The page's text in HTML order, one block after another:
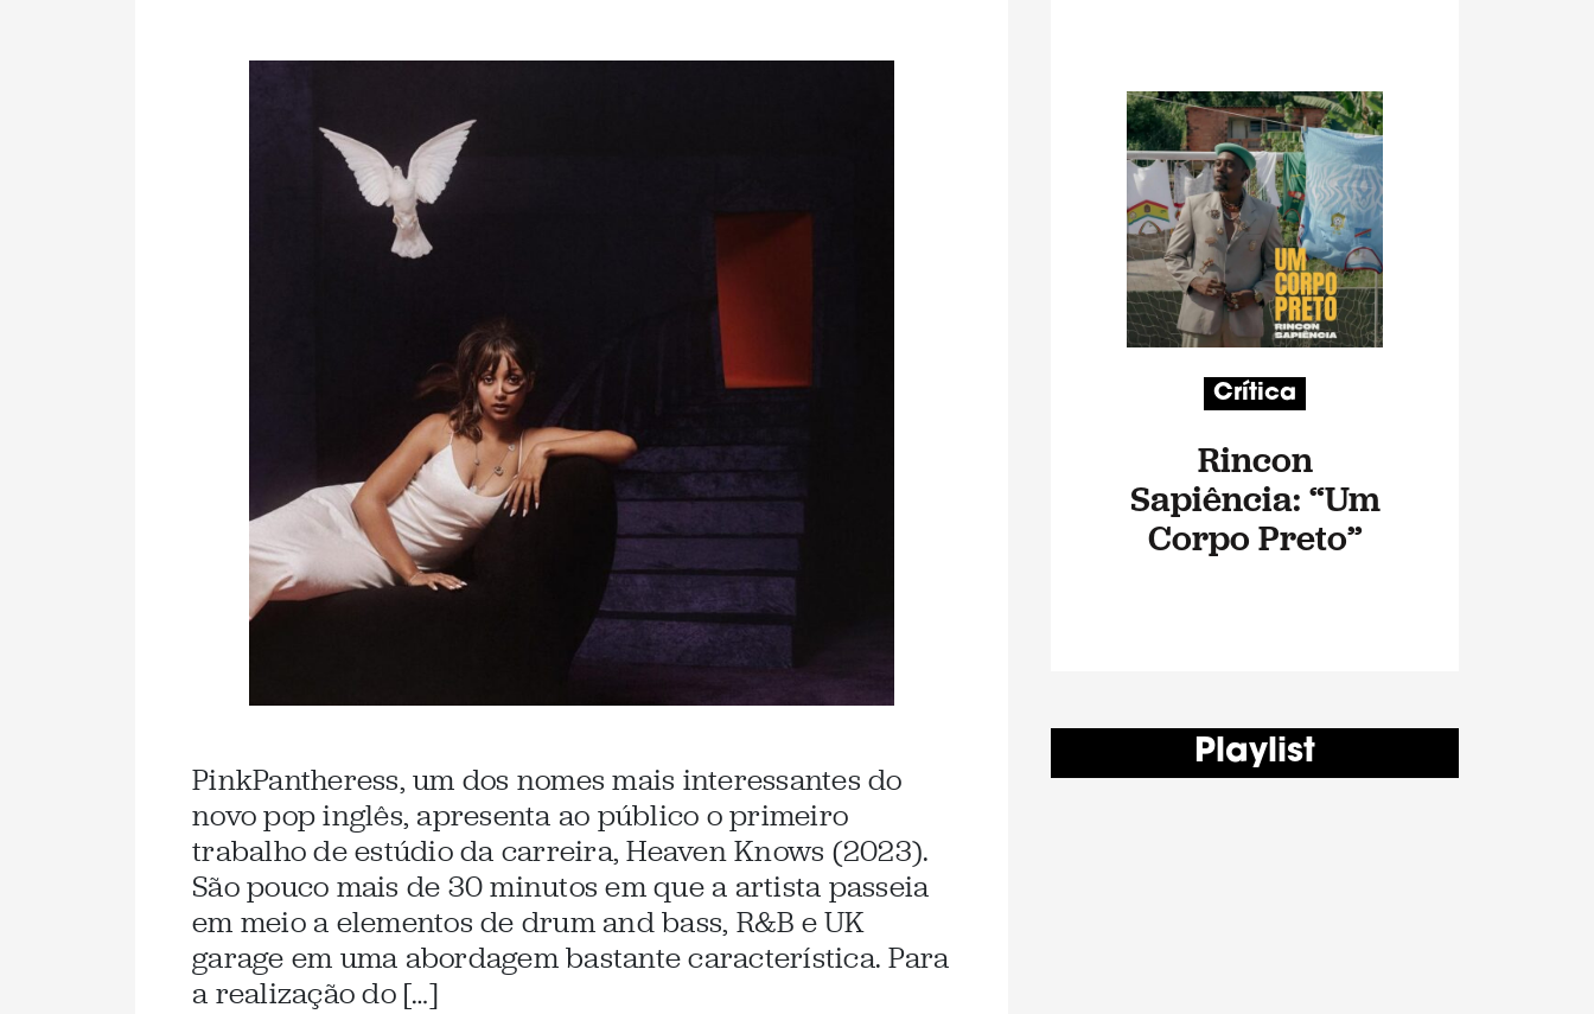
PinkPantheress, um dos nomes mais interessantes do
novo pop inglês, apresenta ao público o primeiro
trabalho de estúdio da carreira, Heaven Knows (2023).
São pouco mais de 30 minutos em que a artista passeia
em meio a elementos de drum and bass, R&B e UK
garage em uma abordagem bastante característica. Para
a realização do […]
Crítica
Rincon
Sapiência: “Um
Corpo Preto”
Playlist